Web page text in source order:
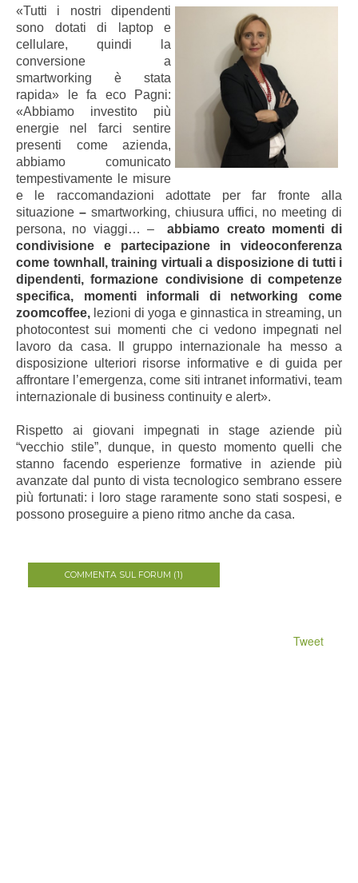
«Tutti i nostri dipendenti
sono dotati di laptop e
cellulare, quindi la
conversione a
smartworking è stata
rapida» le fa eco Pagni:
«Abbiamo investito più
energie nel farci sentire
presenti come azienda,
abbiamo comunicato
tempestivamente le misure
e le raccomandazioni adottate per far fronte alla
situazione – smartworking, chiusura uffici, no meeting di
persona, no viaggi… –
abbiamo creato momenti di
condivisione e partecipazione in videoconferenza
come townhall, training virtuali a disposizione di tutti i
dipendenti, formazione condivisione di competenze
specifica, momenti informali di networking come
zoomcoffee, lezioni di yoga e ginnastica in streaming, un
photocontest sui momenti che ci vedono impegnati nel
lavoro da casa. Il gruppo internazionale ha messo a
disposizione ulteriori risorse informative e di guida per
affrontare l’emergenza, come siti intranet informativi, team
internazionale di business continuity e alert».
Rispetto ai giovani impegnati in stage aziende più
“vecchio stile”, dunque, in questo momento quelli che
stanno facendo esperienze formative in aziende più
avanzate dal punto di vista tecnologico sembrano essere
più fortunati: i loro stage raramente sono stati sospesi, e
possono proseguire a pieno ritmo anche da casa.
COMMENTA SUL FORUM (1)
Tweet